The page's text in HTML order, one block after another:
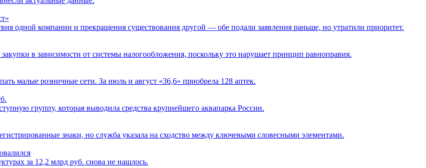
одной компании и прекращения существования другой — обе подали заявления раньше, но утратили приоритет.
в зависимости от системы налогообложения, поскольку это нарушает принцип равноправия.
малые розничные сети. За июль и август «36,6» приобрела 128 аптек.
группу, которая выводила средства крупнейшего аквапарка России.
знаки, но служба указала на сходство между ключевыми словесными элементами.
за 12,2 млрд руб. снова не нашлось.